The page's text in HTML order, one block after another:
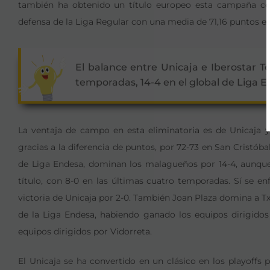
también ha obtenido un título europeo esta campaña
defensa de la Liga Regular con una media de 71,16 puntos
El balance entre Unicaja e Iberostar
temporadas, 14-4 en el global de Liga
La ventaja de campo en esta eliminatoria es de Unicaja
gracias a la diferencia de puntos, por 72-73 en San
de Liga Endesa, dominan los malagueños por 14-4,
título, con 8-0 en las últimas cuatro temporadas. Sí se
victoria de Unicaja por 2-0. También Joan Plaza domina a
de la Liga Endesa, habiendo ganado los equipos
equipos dirigidos por Vidorreta.
El Unicaja se ha convertido en un clásico en los playoffs